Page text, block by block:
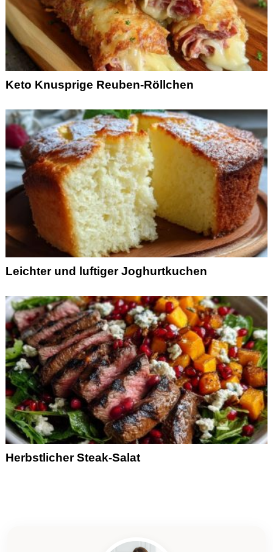
Keto Knusprige Reuben-Röllchen
Leichter und luftiger Joghurtkuchen
Herbstlicher Steak-Salat